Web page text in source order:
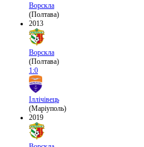
Ворскла
(Полтава)
2013
Ворскла
(Полтава)
1:0
Іллічівець
(Маріуполь)
2019